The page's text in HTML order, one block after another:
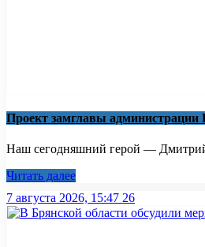
Проект замглавы администрации
Наш сегодняшний герой — Дмитрий
Читать далее
7 августа 2026, 15:47 26